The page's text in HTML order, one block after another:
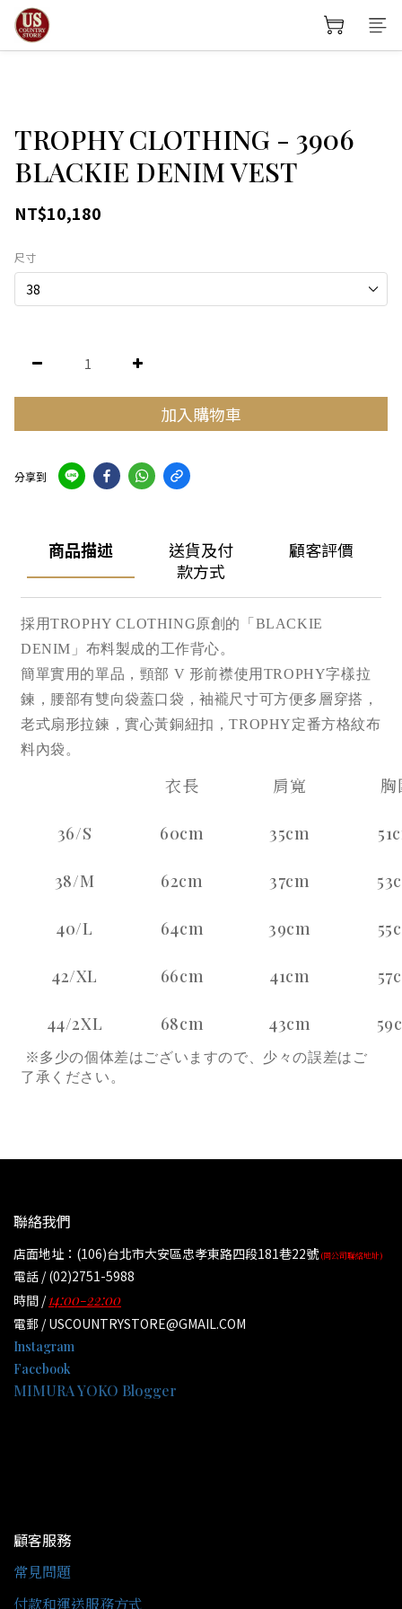
TROPHY CLOTHING - 3906
BLACKIE DENIM VEST
NT$10,180
尺寸
加入購物車
分享到
商品描述
送貨及付
款方式
顧客評價
採用TROPHY CLOTHING原創的「BLACKIE
DENIM」布料製成的工作背心。
簡單實用的單品，頸部 V 形前襟使用TROPHY字樣拉
鍊，腰部有雙向袋蓋口袋，袖襱尺寸可方便多層穿搭，
老式扇形拉鍊，實心黃銅紐扣，TROPHY定番方格紋布
料內袋。
衣長 肩寬 胸
36/S 60cm 35cm
38/M 62cm 37cm
40/L 64cm 39cm
42/XL 66cm 41cm
44/2XL 68cm 43cm
※多少の個体差はございますので、少々の誤差はご
了承ください。
聯絡我們
店面地址：(106)台北市大安區忠孝東路四段181巷22號(同公司聯絡地址)
電話 / (02)2751-5988
時間 /14:00-22:00
電郵 / USCOUNTRYSTORE@GMAIL.COM
Instagram
Facebook
MIMURA YOKO Blogger
顧客服務
常見問題
付款和運送服務方式